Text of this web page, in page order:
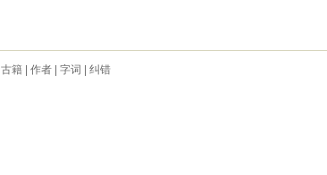
古籍| 作者| 字词 纠错